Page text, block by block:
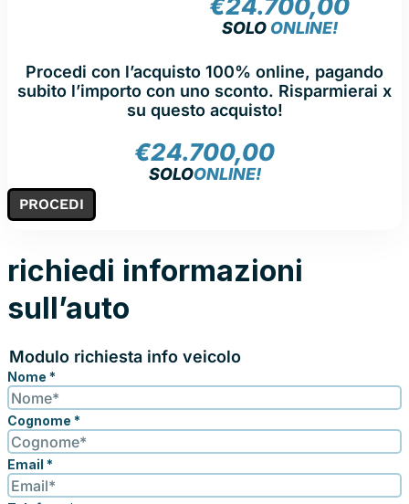
€24.700,00
SOLO ONLINE!
Procedi con l’acquisto 100% online, pagando
subito l’importo con uno sconto. Risparmierai x
su questo acquisto!
PROCEDI
€24.700,00
SOLOONLINE!
richiedi informazioni
sull’auto
Modulo richiesta info veicolo
Nome *
Cognome *
Email *